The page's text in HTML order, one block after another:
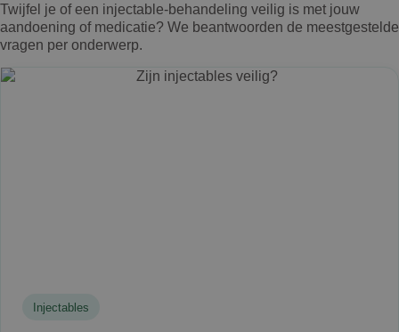
Twijfel je of een injectable-behandeling veilig is met jouw
aandoening of medicatie? We beantwoorden de meestgestelde
vragen per onderwerp.
Injectables